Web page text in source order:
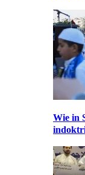
Wie in